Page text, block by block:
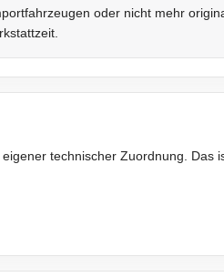
oder nicht mehr
technischer Zuordnung. Das